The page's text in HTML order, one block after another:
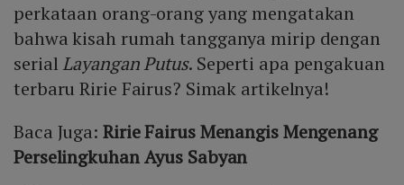
perkataan orang-orang yang mengatakan
bahwa kisah rumah tangganya mirip dengan
serial Layangan Putus. Seperti apa pengakuan
terbaru Ririe Fairus? Simak artikelnya!
Baca Juga: Ririe Fairus Menangis Mengenang
Perselingkuhan Ayus Sabyan